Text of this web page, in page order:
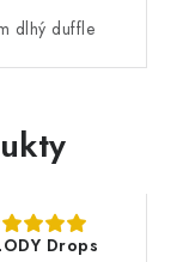
dlhý duffle
Drops